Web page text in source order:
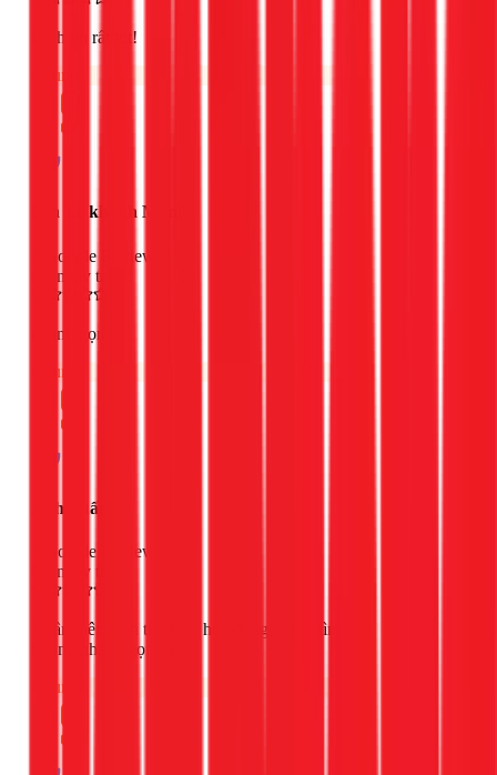
Dịch vụ rất tốt!
Chung
Son Le khanh Manh
Google Review
2 ngày trước
nhanh gọn
Chung
Anh Tuấn
Google Review
2 ngày trước
Nhân viên thân thiện và hòa đồng, xử lý tình
huống nhanh gọn và lẹ
Chung